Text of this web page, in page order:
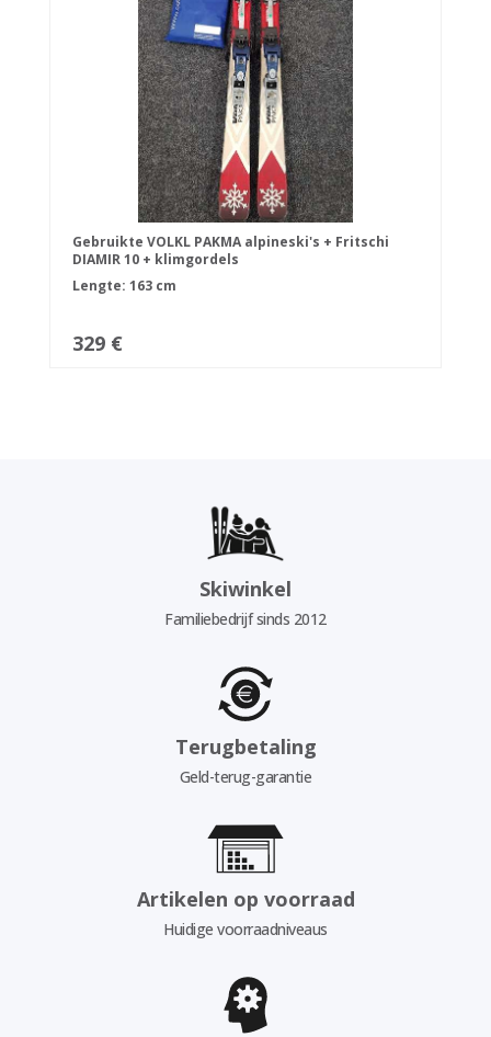
Gebruikte VOLKL PAKMA alpineski's + Fritschi
DIAMIR 10 + klimgordels
Lengte: 163 cm
329 €
Skiwinkel
Familiebedrijf sinds 2012
Terugbetaling
Geld-terug-garantie
Artikelen op voorraad
Huidige voorraadniveaus